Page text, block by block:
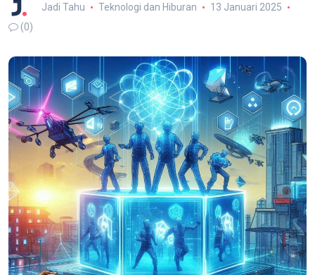
Jadi Tahu Teknologi dan Hiburan
13 Januari 2025
(0)